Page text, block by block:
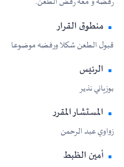
منطوق القرار
قبول الطعن شكلا ورفضه موضوعا
الرئيس
بوزياني نذير
المستشار المقرر
زواوي عبد الرحمن
أمين الظبط